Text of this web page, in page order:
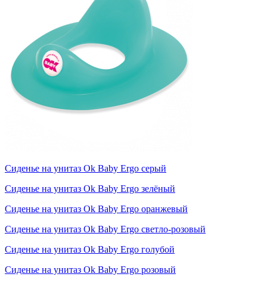
Сиденье на унитаз Ok Baby Ergo серый
Сиденье на унитаз Ok Baby Ergo зелёный
Сиденье на унитаз Ok Baby Ergo оранжевый
Сиденье на унитаз Ok Baby Ergo светло-розовый
Сиденье на унитаз Ok Baby Ergo голубой
Сиденье на унитаз Ok Baby Ergo розовый